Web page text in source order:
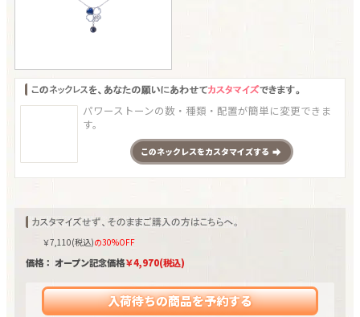
パワーストーンの数・種類・配置が簡単に変更できま
す。
このネックレスをカスタマイズする
￥7,110(税込)の30%OFF
価格： オープン記念価格￥4,970(税込)
入荷待ちの商品を予約する